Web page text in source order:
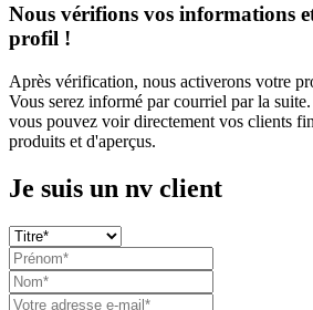
Nous vérifions vos informations
profil !
Après vérification, nous activerons votre
Vous serez informé par courriel par la
vous pouvez voir directement vos clients
produits et d'aperçus.
Je suis un nv client